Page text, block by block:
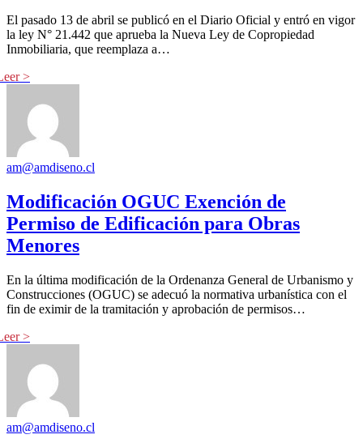
El pasado 13 de abril se publicó en el Diario Oficial y entró en vigor
la ley N° 21.442 que aprueba la Nueva Ley de Copropiedad
Inmobiliaria, que reemplaza a…
am@amdiseno.cl
Modificación OGUC Exención de
Permiso de Edificación para Obras
Menores
En la última modificación de la Ordenanza General de Urbanismo y
Construcciones (OGUC) se adecuó la normativa urbanística con el
fin de eximir de la tramitación y aprobación de permisos…
am@amdiseno.cl